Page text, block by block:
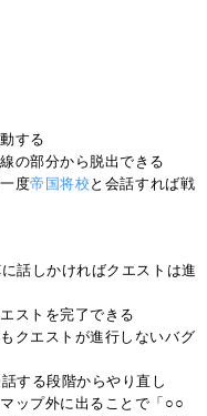
する
の部分から脱出できる
度帝国将校 と会話すれば戦
話しかければクエストは進
ストを完了できる
クエストが進行しないバグ
する段階からやり直し
ップ外に出ることで「○○